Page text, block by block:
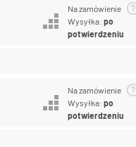
Na zamówienie
Wysyłka:po
potwierdzeniu
Na zamówienie
Wysyłka:po
potwierdzeniu